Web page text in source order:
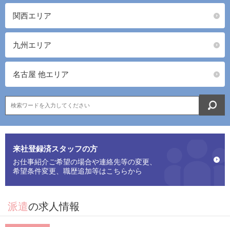
関西エリア
九州エリア
名古屋 他エリア
来社登録済スタッフの方
お仕事紹介ご希望の場合や連絡先等の変更、
希望条件変更、職歴追加等はこちらから
派遣の求人情報